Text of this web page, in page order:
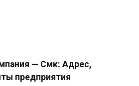
— Смк: Адрес,
предприятия